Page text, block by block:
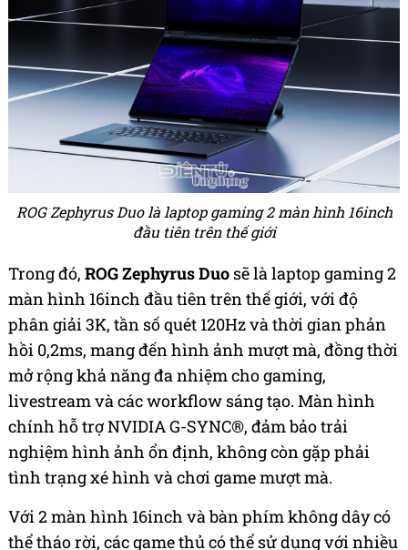
ROG Zephyrus Duo là laptop gaming 2 màn hình 16inch
đầu tiên trên thế giới
Trong đó, ROG Zephyrus Duo sẽ là laptop gaming 2
màn hình 16inch đầu tiên trên thế giới, với độ
phân giải 3K, tần số quét 120Hz và thời gian phản
hồi 0,2ms, mang đến hình ảnh mượt mà, đồng thời
mở rộng khả năng đa nhiệm cho gaming,
livestream và các workflow sáng tạo. Màn hình
chính hỗ trợ NVIDIA G-SYNC®, đảm bảo trải
nghiệm hình ảnh ổn định, không còn gặp phải
tình trạng xé hình và chơi game mượt mà.
Với 2 màn hình 16inch và bàn phím không dây có
thể tháo rời, các game thủ có thể sử dụng với nhiều